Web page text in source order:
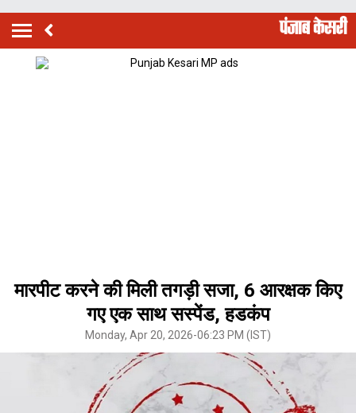
मारपीट करने की मिली तगड़ी सजा, 6 आरक्षक किए
गए एक साथ सस्पेंड, हडकंप
Monday, Apr 20, 2026-06:23 PM (IST)